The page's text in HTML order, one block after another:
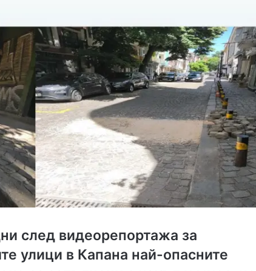
след видеорепортажа за
улици в Капана най-опасните